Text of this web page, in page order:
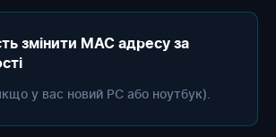
змінити МАС адресу за
у вас новий РС або ноутбук).